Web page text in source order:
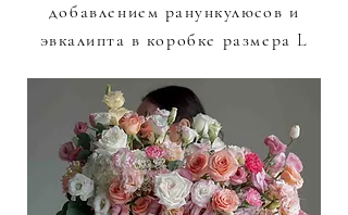
добавлением ранункулюсов и
эвкалипта в коробке размера L